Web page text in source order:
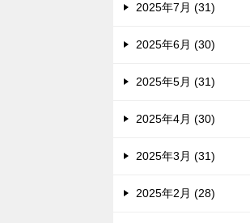
2025年7月 (31)
2025年6月 (30)
2025年5月 (31)
2025年4月 (30)
2025年3月 (31)
2025年2月 (28)